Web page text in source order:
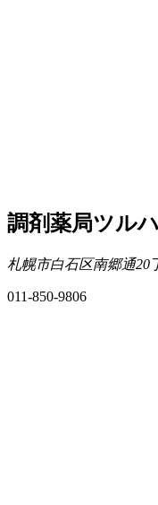
調剤薬局ツル
札幌市白石区南郷通20
011-850-9806